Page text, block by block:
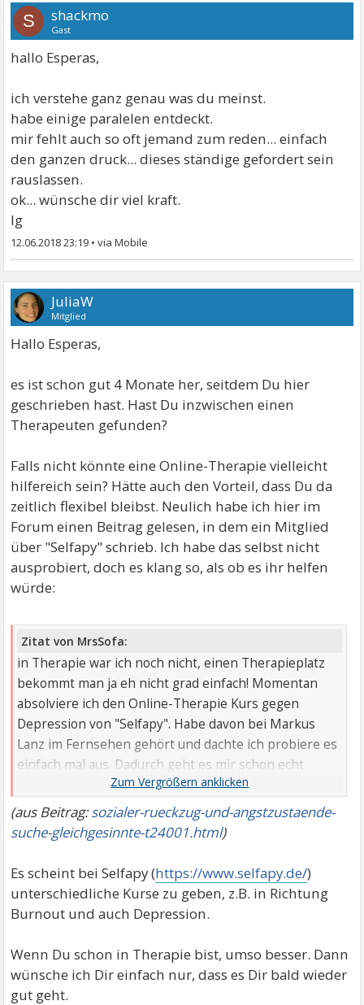
S shackmo
Gast
hallo Esperas,
ich verstehe ganz genau was du meinst.
habe einige paralelen entdeckt.
mir fehlt auch so oft jemand zum reden... einfach
den ganzen druck... dieses ständige gefordert sein
rauslassen.
ok... wünsche dir viel kraft.
lg
12.06.2018 23:19 •
JuliaW
Mitglied
Hallo Esperas,
es ist schon gut 4 Monate her, seitdem Du hier
geschrieben hast. Hast Du inzwischen einen
Therapeuten gefunden?
Falls nicht könnte eine Online-Therapie vielleicht
hilfereich sein? Hätte auch den Vorteil, dass Du da
zeitlich flexibel bleibst. Neulich habe ich hier im
Forum einen Beitrag gelesen, in dem ein Mitglied
über "Selfapy" schrieb. Ich habe das selbst nicht
ausprobiert, doch es klang so, als ob es ihr helfen
würde:
Zitat von MrsSofa:
in Therapie war ich noch nicht, einen Therapieplatz
bekommt man ja eh nicht grad einfach! Momentan
absolviere ich den Online-Therapie Kurs gegen
Depression von "Selfapy". Habe davon bei Markus
Lanz im Fernsehen gehört und dachte ich probiere es
einfach mal aus. Dadurch geht es mir schon echt
besser seit den letzten paar Wochen. Ich hätte
niemals gedacht, dass man sich online wirklich effektiv
helfen lassen kann.
(aus Beitrag:sozialer-rueckzug-und-angstzustaende-
suche-gleichgesinnte-t24001.html)
Es scheint bei Selfapy (https://www.selfapy.de/)
unterschiedliche Kurse zu geben, z.B. in Richtung
Burnout und auch Depression.
Wenn Du schon in Therapie bist, umso besser. Dann
wünsche ich Dir einfach nur, dass es Dir bald wieder
gut geht.